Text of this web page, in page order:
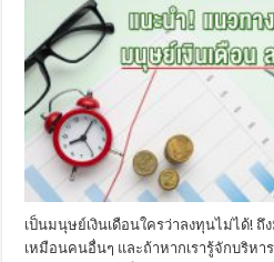
เป็นมนุษย์เงินเดือนใครว่าลงทุนไม่ได้! ถึ
เหมือนคนอื่นๆ และถ้าหากเรารู้จักบริหา